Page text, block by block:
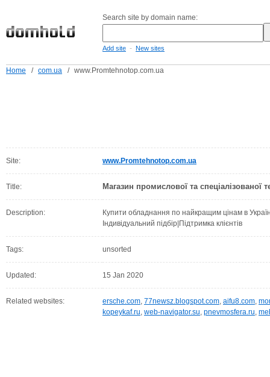
Search site by domain name:
Add site - New sites
Home / com.ua / www.Promtehnotop.com.ua
Site: www.Promtehnotop.com.ua
Title: Магазин промислової та
Description:
Купити обладнання по найкращим цінам в
Індивідуальний підбір|Підтримка клієнтів
Tags: unsorted
Updated: 15 Jan 2020
Related websites: ersche.com, 77newsz.blogspot.com, aifu8.com,
kopeykaf.ru, web-navigator.su, pnevmosfera.ru,